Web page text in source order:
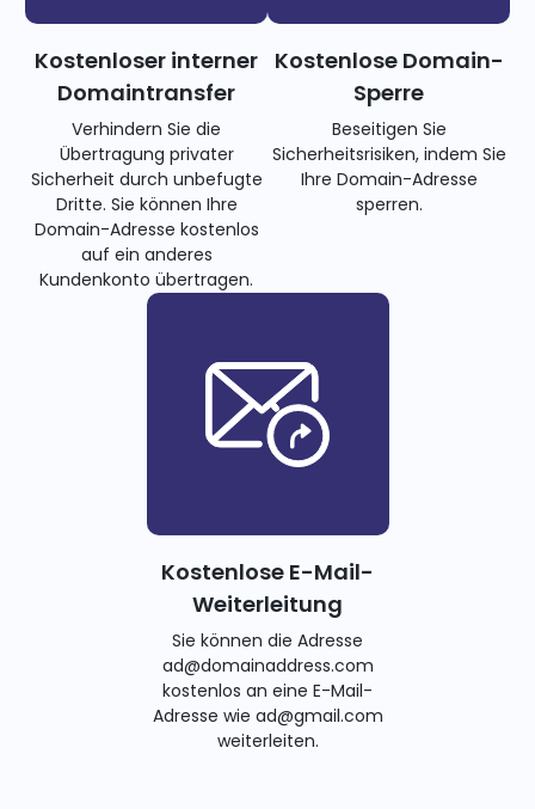
Kostenloser interner
Domaintransfer
Verhindern Sie die
Übertragung privater
Sicherheit durch unbefugte
Dritte. Sie können Ihre
Domain-Adresse kostenlos
auf ein anderes
Kundenkonto übertragen.
Kostenlose Domain-
Sperre
Beseitigen Sie
Sicherheitsrisiken, indem Sie
Ihre Domain-Adresse
sperren.
Kostenlose E-Mail-
Weiterleitung
Sie können die Adresse
ad@domainaddress.com
kostenlos an eine E-Mail-
Adresse wie ad@gmail.com
weiterleiten.